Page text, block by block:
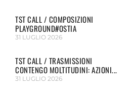
TST CALL / COMPOSIZIONI
PLAYGROUND#OSTIA
31 LUGLIO 2026
TST CALL / TRASMISSIONI
CONTENGO MOLTITUDINI: AZIONI...
31 LUGLIO 2026